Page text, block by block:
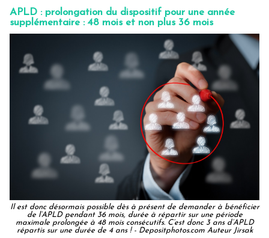
APLD : prolongation du dispositif pour une année
supplémentaire : 48 mois et non plus 36 mois
Il est donc désormais possible dès à présent de demander à bénéficier
de l’APLD pendant 36 mois, durée à répartir sur une période
maximale prolongée à 48 mois consécutifs. C’est donc 3 ans d’APLD
répartis sur une durée de 4 ans ! - Depositphotos.com Auteur Jirsak